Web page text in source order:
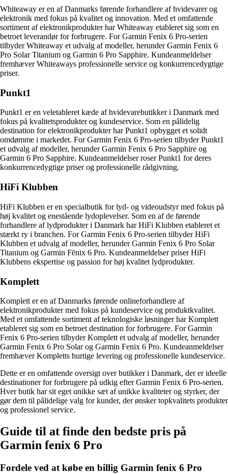
Whiteaway er en af Danmarks førende forhandlere af hvidevarer og
elektronik med fokus på kvalitet og innovation. Med et omfattende
sortiment af elektronikprodukter har Whiteaway etableret sig som en
betroet leverandør for forbrugere. For Garmin Fenix 6 Pro-serien
tilbyder Whiteaway et udvalg af modeller, herunder Garmin Fenix 6
Pro Solar Titanium og Garmin 6 Pro Sapphire. Kundeanmeldelser
fremhæver Whiteaways professionelle service og konkurrencedygtige
priser.
Punkt1
Punkt1 er en veletableret kæde af hvidevarebutikker i Danmark med
fokus på kvalitetsprodukter og kundeservice. Som en pålidelig
destination for elektronikprodukter har Punkt1 opbygget et solidt
omdømme i markedet. For Garmin Fenix 6 Pro-serien tilbyder Punkt1
et udvalg af modeller, herunder Garmin Fenix 6 Pro Sapphire og
Garmin 6 Pro Sapphire. Kundeanmeldelser roser Punkt1 for deres
konkurrencedygtige priser og professionelle rådgivning.
HiFi Klubben
HiFi Klubben er en specialbutik for lyd- og videoudstyr med fokus på
høj kvalitet og enestående lydoplevelser. Som en af de førende
forhandlere af lydprodukter i Danmark har HiFi Klubben etableret et
stærkt ry i branchen. For Garmin Fenix 6 Pro-serien tilbyder HiFi
Klubben et udvalg af modeller, herunder Garmin Fenix 6 Pro Solar
Titanium og Garmin Fēnix 6 Pro. Kundeanmeldelser priser HiFi
Klubbens ekspertise og passion for høj kvalitet lydprodukter.
Komplett
Komplett er en af Danmarks førende onlineforhandlere af
elektronikprodukter med fokus på kundeservice og produktkvalitet.
Med et omfattende sortiment af teknologiske løsninger har Komplett
etableret sig som en betroet destination for forbrugere. For Garmin
Fenix 6 Pro-serien tilbyder Komplett et udvalg af modeller, herunder
Garmin Fenix 6 Pro Solar og Garmin Fenix 6 Pro. Kundeanmeldelser
fremhæver Kompletts hurtige levering og professionelle kundeservice.
Dette er en omfattende oversigt over butikker i Danmark, der er ideelle
destinationer for forbrugere på udkig efter Garmin Fenix 6 Pro-serien.
Hver butik har sit eget unikke sæt af unikke kvaliteter og styrker, der
gør dem til pålidelige valg for kunder, der ønsker topkvalitets produkter
og professionel service.
Guide til at finde den bedste pris på
Garmin fenix 6 Pro
Fordele ved at købe en billig Garmin fenix 6 Pro